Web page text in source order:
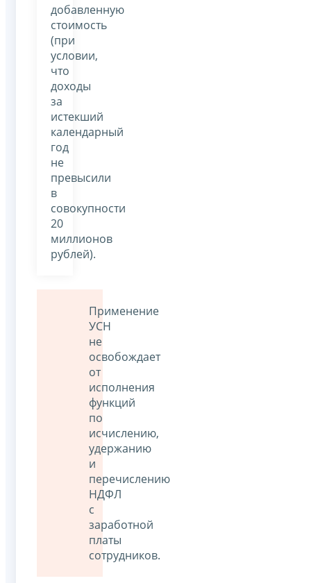
добавленную
стоимость
(при
условии,
что
доходы
за
истекший
календарный
год
не
превысили
в
совокупности
20
миллионов
рублей).
Применение
УСН
не
освобождает
от
исполнения
функций
по
исчислению,
удержанию
и
перечислению
НДФЛ
с
заработной
платы
сотрудников.